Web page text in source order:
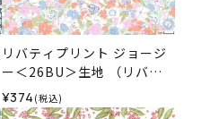
リバティプリント ジョージ
ー＜26BU＞生地 （リバテ
ィ・ファブリックス）2026
SS
¥374 (税込)